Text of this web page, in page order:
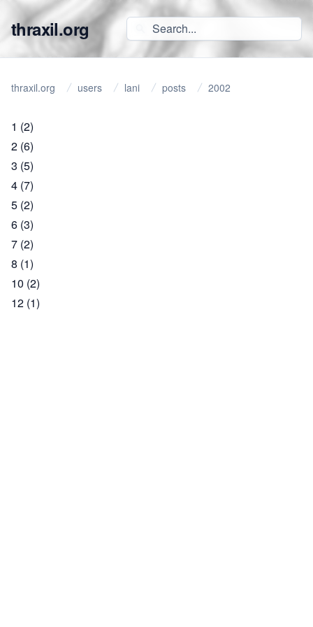
thraxil.org
thraxil.org users lani posts 2002
1 (2)
2 (6)
3 (5)
4 (7)
5 (2)
6 (3)
7 (2)
8 (1)
10 (2)
12 (1)